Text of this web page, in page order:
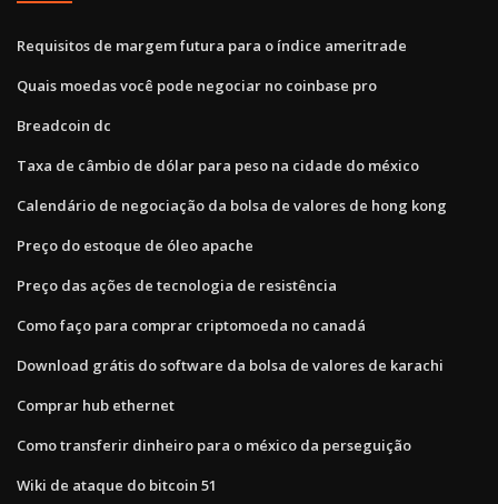
Requisitos de margem futura para o índice ameritrade
Quais moedas você pode negociar no coinbase pro
Breadcoin dc
Taxa de câmbio de dólar para peso na cidade do méxico
Calendário de negociação da bolsa de valores de hong kong
Preço do estoque de óleo apache
Preço das ações de tecnologia de resistência
Como faço para comprar criptomoeda no canadá
Download grátis do software da bolsa de valores de karachi
Comprar hub ethernet
Como transferir dinheiro para o méxico da perseguição
Wiki de ataque do bitcoin 51